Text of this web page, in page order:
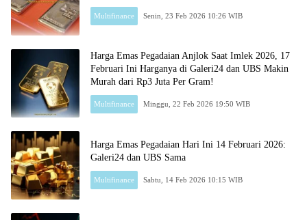
Multifinance Senin, 23 Feb 2026 10:26 WIB
Harga Emas Pegadaian Anjlok Saat Imlek 2026, 17
Februari Ini Harganya di Galeri24 dan UBS Makin
Murah dari Rp3 Juta Per Gram!
Multifinance Minggu, 22 Feb 2026 19:50 WIB
Harga Emas Pegadaian Hari Ini 14 Februari 2026:
Galeri24 dan UBS Sama
Multifinance Sabtu, 14 Feb 2026 10:15 WIB